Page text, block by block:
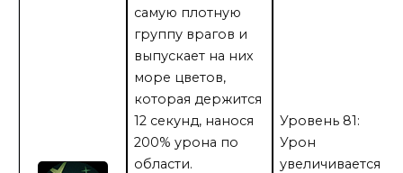
самую плотную
группу врагов и
выпускает на них
море цветов,
которая держится
12 секунд, нанося
200% урона по
области.
Уровень 81:
Урон
увеличивается